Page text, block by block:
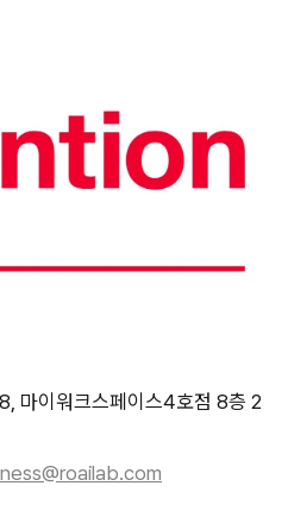
마이워크스페이스4호점 8층 2